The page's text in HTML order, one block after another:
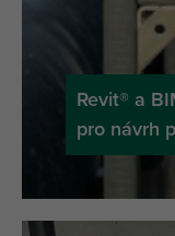
Revit® a
pro návrh